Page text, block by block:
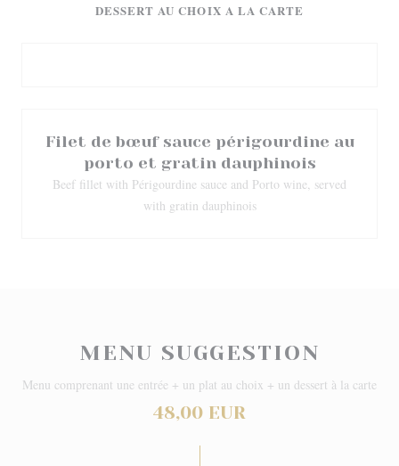
DESSERT AU CHOIX A LA CARTE
Filet de bœuf sauce périgourdine au
porto et gratin dauphinois
Beef fillet with Périgourdine sauce and Porto wine, served
with gratin dauphinois
MENU SUGGESTION
Menu comprenant une entrée + un plat au choix + un dessert à la carte
48,00 EUR